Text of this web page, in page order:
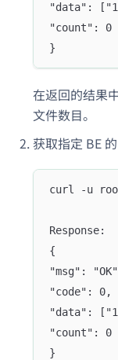
"data":
"count": 0
}
在返回的结果
文件数目。
获取指定 BE
curl -u
Response:
{
"msg":
"code": 0,
"data":
"count": 0
}